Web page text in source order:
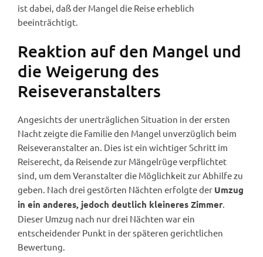
ist dabei, daß der Mangel die Reise erheblich
beeinträchtigt.
Reaktion auf den Mangel und
die Weigerung des
Reiseveranstalters
Angesichts der unerträglichen Situation in der ersten
Nacht zeigte die Familie den Mangel unverzüglich beim
Reiseveranstalter an. Dies ist ein wichtiger Schritt im
Reiserecht, da Reisende zur Mängelrüge verpflichtet
sind, um dem Veranstalter die Möglichkeit zur Abhilfe zu
geben. Nach drei gestörten Nächten erfolgte der Umzug
in ein anderes, jedoch deutlich kleineres Zimmer.
Dieser Umzug nach nur drei Nächten war ein
entscheidender Punkt in der späteren gerichtlichen
Bewertung.